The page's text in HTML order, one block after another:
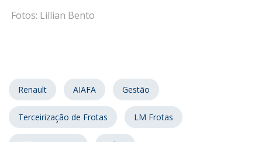
Fotos: Lillian Bento
Renault AIAFA Gestão
Terceirização de Frotas LM Frotas